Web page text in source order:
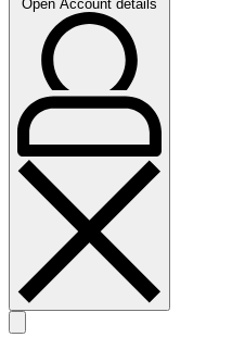
Open Account details